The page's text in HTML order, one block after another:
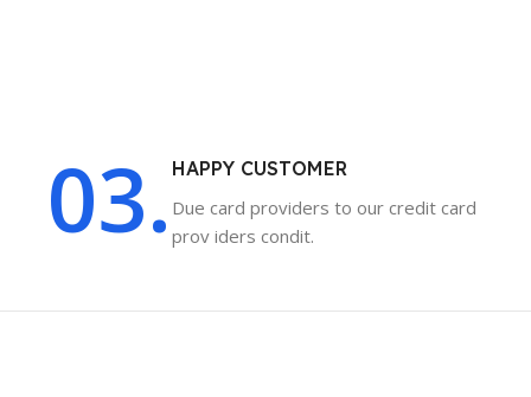
03. HAPPY CUSTOMER
Due card providers to our credit card
prov iders condit.